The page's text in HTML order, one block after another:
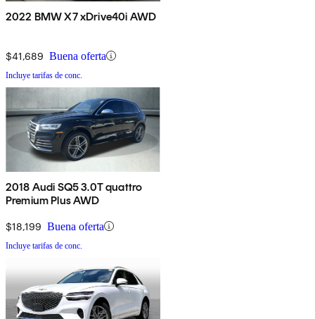
2022 BMW X7 xDrive40i AWD
$41,689 Buena oferta
Incluye tarifas de conc.
2018 Audi SQ5 3.0T quattro
Premium Plus AWD
$18,199 Buena oferta
Incluye tarifas de conc.